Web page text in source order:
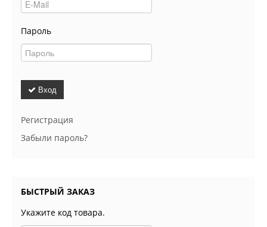
Пароль
Вход
Регистрация
Забыли пароль?
БЫСТРЫЙ ЗАКАЗ
Укажите код товара.